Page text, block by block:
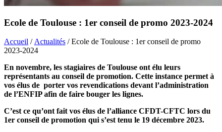
Ecole de Toulouse : 1er conseil de promo 2023-2024
Accueil /Actualités / Ecole de Toulouse : 1er conseil de promo
2023-2024
En novembre, les stagiaires de Toulouse ont élu leurs
représentants au conseil de promotion. Cette instance permet à
vos élus de porter vos revendications devant l’administration
de l’ENFIP afin de faire bouger les lignes.
C’est ce qu’ont fait vos élus de l’alliance CFDT-CFTC lors du
1er conseil de promotion qui s’est tenu le 19 décembre 2023.